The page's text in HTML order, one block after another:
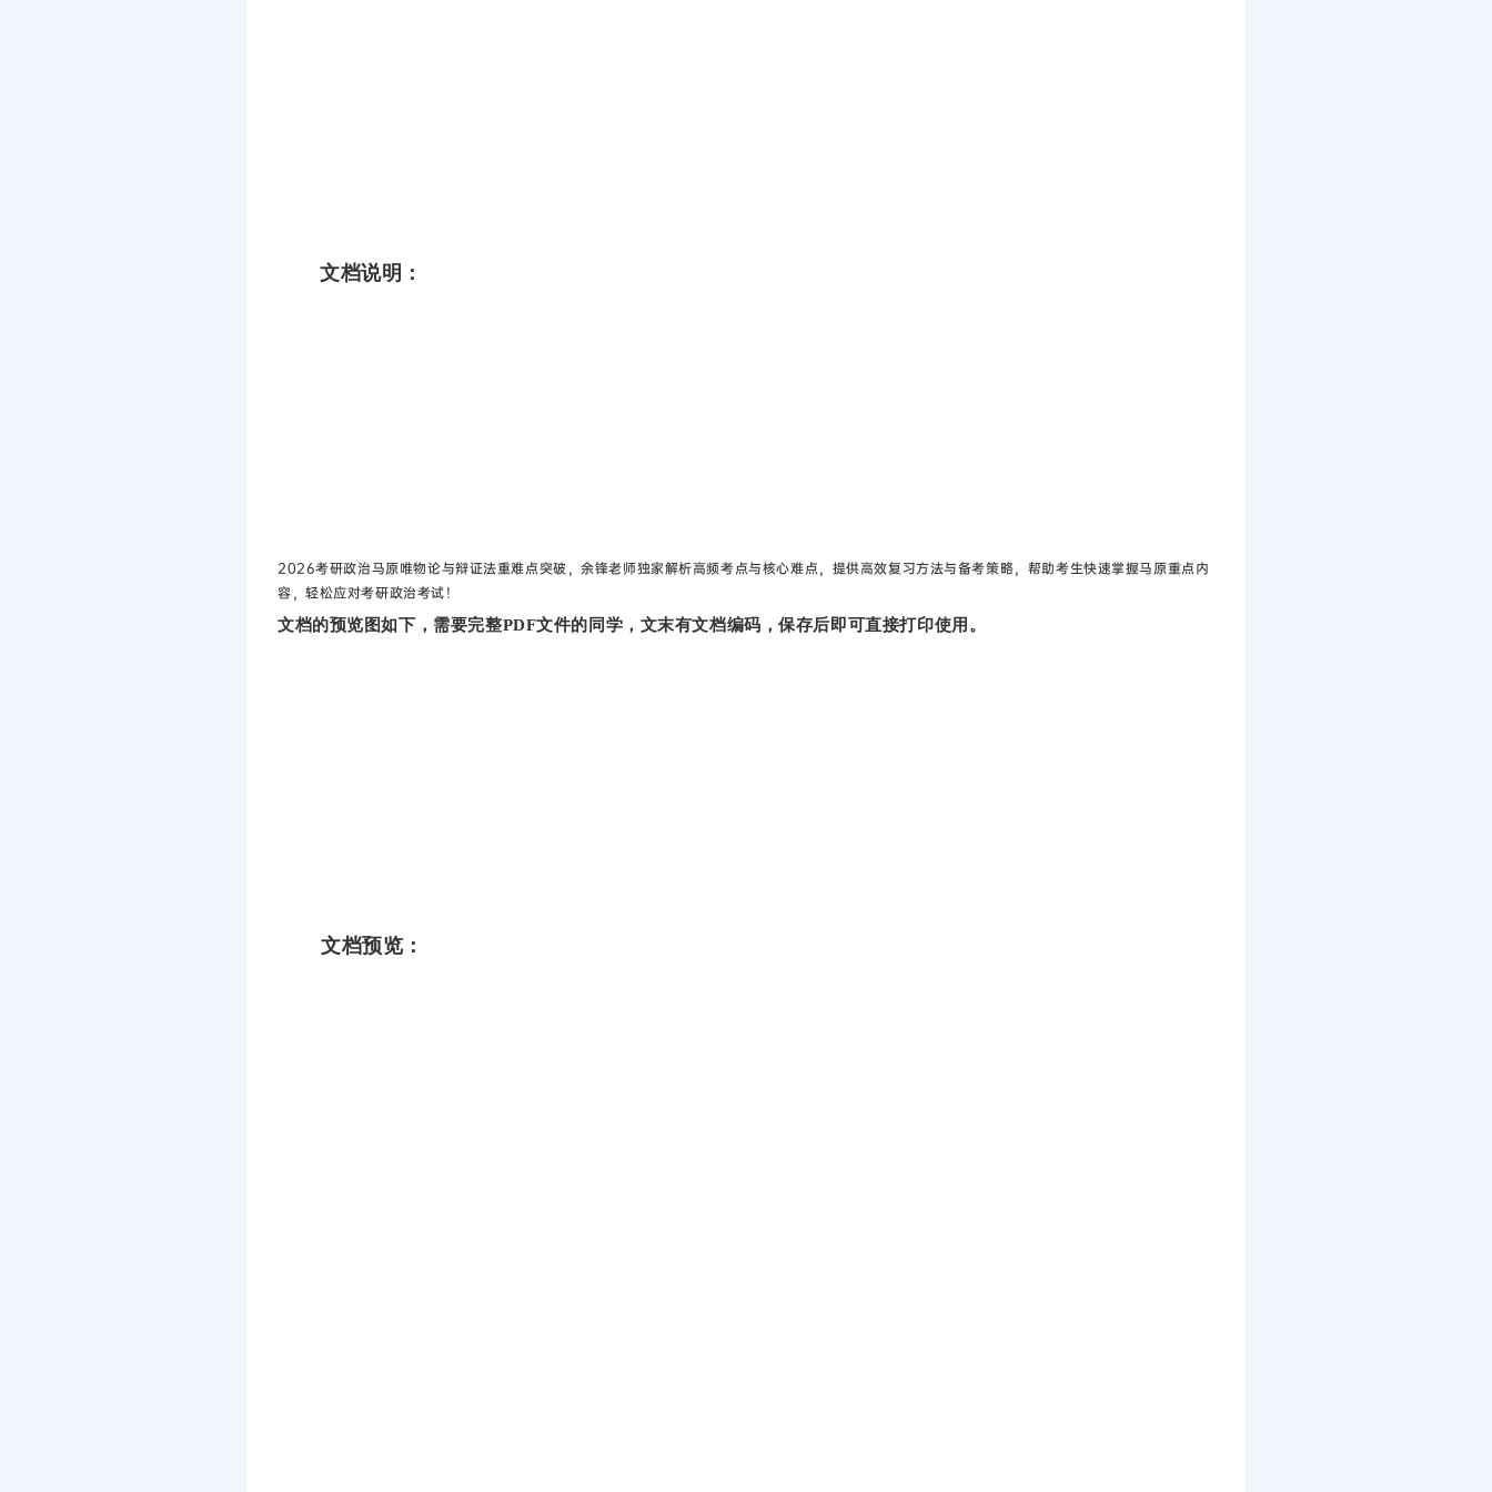
文档说明：
2026考研政治马原唯物论与辩证法重难点突破，余锋老师独家解析高频考点与核心难点，提供高效复习方法与备考策略，帮助考生快速掌握马原重点内
容，轻松应对考研政治考试！
文档的预览图如下，需要完整PDF文件的同学，文末有文档编码，保存后即可直接打印使用。
文档预览：